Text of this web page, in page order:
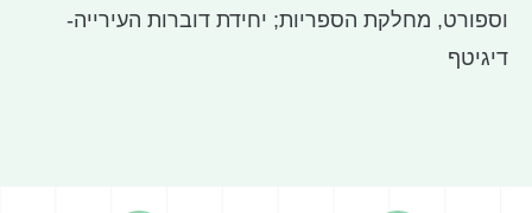
וספורט, מחלקת הספריות; יחידת דוברות העירייה-
דיגיטף